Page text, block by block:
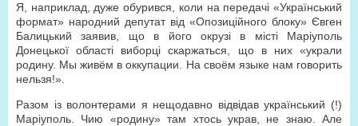
Я, наприклад, дуже обурився, коли на передачі «Український
формат» народний депутат від «Опозиційного блоку» Євген
Балицький заявив, що в його окрузі в місті Маріуполь
Донецької області виборці скаржаться, що в них «украли
родину. Мы живём в оккупации. На своём языке нам говорить
нельзя!».
Разом із волонтерами я нещодавно відвідав український (!)
Маріуполь. Чию «родину» там хтось украв, не знаю. Але